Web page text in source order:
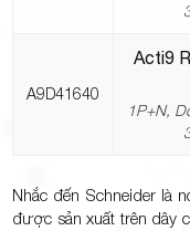
A9D41640
Acti9
1P+N,
Nhắc đến Schneider là
được sản xuất trên dây